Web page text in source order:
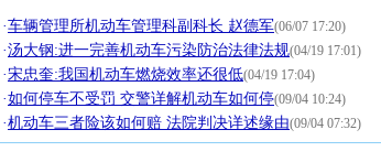
·车辆管理所机动车管理科副科长 赵德军(06/07 17:20)
·汤大钢:进一完善机动车污染防治法律法规(04/19 17:01)
·宋忠奎:我国机动车燃烧效率还很低(04/19 17:04)
·如何停车不受罚 交警详解机动车如何停(09/04 10:24)
·机动车三者险该如何赔 法院判决详述缘由(09/04 07:32)